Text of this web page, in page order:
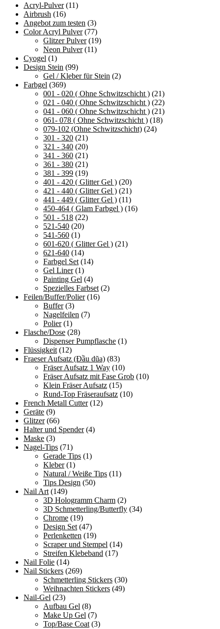
Acryl-Pulver (11)
Airbrush (16)
Angebot zum testen (3)
Color Acryl Pulver (77)
Glitzer Pulver (19)
Neon Pulver (11)
Cyogel (1)
Design Stein (99)
Gel / Kleber für Stein (2)
Farbgel (369)
001 - 020 ( Ohne Schwitzschicht ) (21)
021 - 040 ( Ohne Schwitzschicht ) (22)
041 - 060 ( Ohne Schwitzschicht ) (21)
061- 078 ( Ohne Schwitzschicht ) (18)
079-102 (Ohne Schwitzschicht) (24)
301 - 320 (21)
321 - 340 (20)
341 - 360 (21)
361 - 380 (21)
381 - 399 (19)
401 - 420 ( Glitter Gel ) (20)
421 - 440 ( Glitter Gel ) (21)
441 - 449 ( Glitter Gel ) (11)
450-464 ( Glam Farbgel ) (16)
501 - 518 (22)
521-540 (20)
541-560 (1)
601-620 ( Glitter Gel ) (21)
621-640 (14)
Farbgel Set (14)
Gel Liner (1)
Painting Gel (4)
Spezielles Farbset (2)
Feilen/Buffer/Polier (16)
Buffer (3)
Nagelfeilen (7)
Polier (1)
Flasche/Dose (28)
Dispenser Pumpflasche (1)
Flüssigkeit (12)
Fraeser Aufsatz (Đầu dũa) (83)
Fräser Aufsatz 1 Way (10)
Fräser Aufsatz mit Fase Grob (10)
Klein Fräser Aufsatz (15)
Rund-Top Fräseraufsatz (10)
French Metall Cutter (12)
Geräte (9)
Glitzer (66)
Halter und Spender (4)
Maske (3)
Nagel-Tips (71)
Gerade Tips (1)
Kleber (1)
Natural / Weiße Tips (11)
Tips Design (50)
Nail Art (149)
3D Hologramm Charm (2)
3D Schmetterling/Butterfly (34)
Chrome (19)
Design Set (47)
Perlenketten (19)
Scraper und Stempel (14)
Streifen Klebeband (17)
Nail Folie (14)
Nail Stickers (269)
Schmetterling Stickers (30)
Weihnachten Stickers (49)
Nail-Gel (23)
Aufbau Gel (8)
Make Up Gel (7)
Top/Base Coat (3)